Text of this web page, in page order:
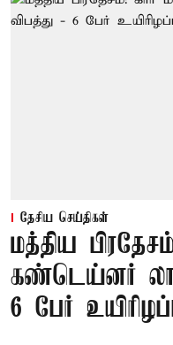
தேசிய செய்திகள்
மத்திய
கண்டெய்னர்
6 பேர்